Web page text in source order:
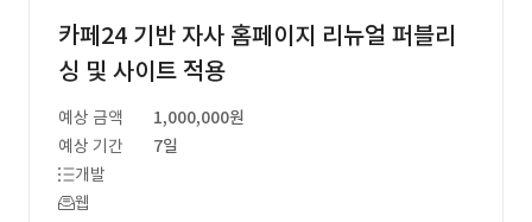
카페24 기반 자사 홈페이지 리뉴얼 퍼블리
싱 및 사이트 적용
예상 금액
1,000,000원
예상 기간
7일
개발
웹